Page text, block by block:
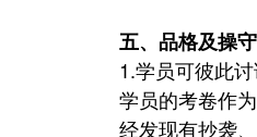
五、品格及操守
1.学员可彼此
学员的考卷作
经发现有抄袭